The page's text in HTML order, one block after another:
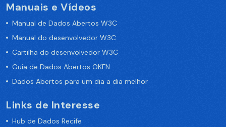
Manuais e Vídeos
Manual de Dados Abertos W3C
Manual do desenvolvedor W3C
Cartilha do desenvolvedor W3C
Guia de Dados Abertos OKFN
Dados Abertos para um dia a dia melhor
Links de Interesse
Hub de Dados Recife